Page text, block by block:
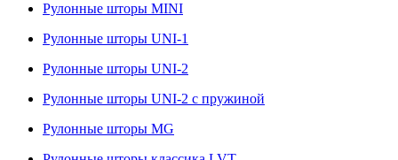
Рулонные шторы MINI
Рулонные шторы UNI-1
Рулонные шторы UNI-2
Рулонные шторы UNI-2 с пружиной
Рулонные шторы MG